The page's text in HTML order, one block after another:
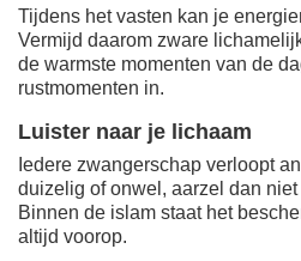
Tijdens het vasten kan je
Vermijd daarom zware
de warmste momenten van de
rustmomenten in.
Luister naar je lichaam
Iedere zwangerschap verloopt
duizelig of onwel, aarzel dan
Binnen de islam staat het
altijd voorop.